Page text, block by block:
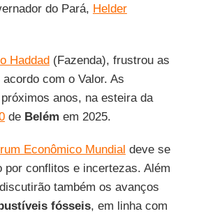
do Pará, Helder
Haddad(Fazenda), frustrou as
acordo com o Valor. As
anos, na esteira da
deBelém em 2025.
Econômico Mundial deve se
por conflitos e incertezas. Além
também os avanços
fósseis, em linha com